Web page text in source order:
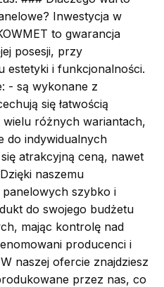
Inwestycja w
to gwarancja
posesji, przy
estetyki i funkcjonalności.
- są wykonane z
się łatwością
różnych wariantach,
do indywidualnych
atrakcyjną ceną, nawet
naszemu
szybko i
do swojego budżetu
mając kontrolę nad
producenci i
naszej ofercie znajdziesz
przez nas, co